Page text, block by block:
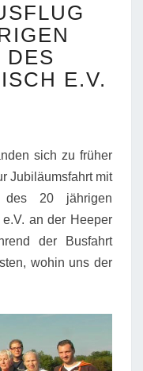
DES
E.V.
sich zu früher
Jubiläumsfahrt mit
des 20 jährigen
an der Heeper
der Busfahrt
wohin uns der